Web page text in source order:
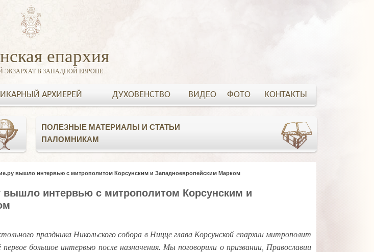
епархия
ЭКЗАРХАТ В ЗАПАДНОЙ ЕВРОПЕ
АРХИЕРЕЙ ДУХОВЕНСТВО ВИДЕО ФОТО КОНТАКТЫ
ПОЛЕЗНЫЕ МАТЕРИАЛЫ И СТАТЬИ
ПАЛОМНИКАМ
вышло интервью с митрополитом Корсунским и Западноевропейским Марком
вышло интервью с митрополитом Корсунским и
праздника Никольского собора в Ницце глава Корсунской епархии митрополит
первое большое интервью после назначения. Мы поговорили о призвании, Православии